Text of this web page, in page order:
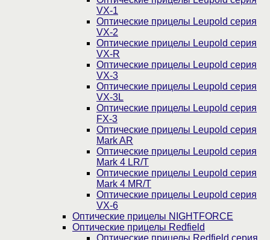
VX-1
Оптические прицелы Leupold серия
VX-2
Оптические прицелы Leupold серия
VX-R
Оптические прицелы Leupold серия
VX-3
Оптические прицелы Leupold серия
VX-3L
Оптические прицелы Leupold серия
FX-3
Оптические прицелы Leupold серия
Mark AR
Оптические прицелы Leupold серия
Mark 4 LR/T
Оптические прицелы Leupold серия
Mark 4 MR/T
Оптические прицелы Leupold серия
VX-6
Оптические прицелы NIGHTFORCE
Оптические прицелы Redfield